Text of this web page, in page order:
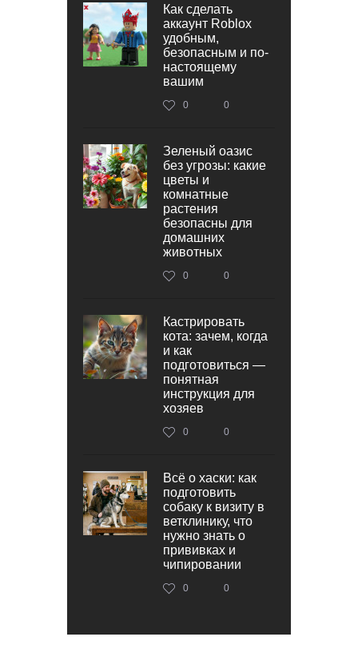
Как сделать
аккаунт Roblox
удобным,
безопасным и по-
настоящему
вашим
0 0
Зеленый оазис
без угрозы: какие
цветы и
комнатные
растения
безопасны для
домашних
животных
0 0
Кастрировать
кота: зачем, когда
и как
подготовиться —
понятная
инструкция для
хозяев
0 0
Всё о хаски: как
подготовить
собаку к визиту в
ветклинику, что
нужно знать о
прививках и
чипировании
0 0